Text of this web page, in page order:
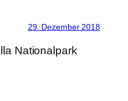
29. Dezember 2018